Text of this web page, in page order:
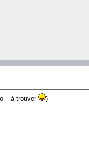
à trouver )